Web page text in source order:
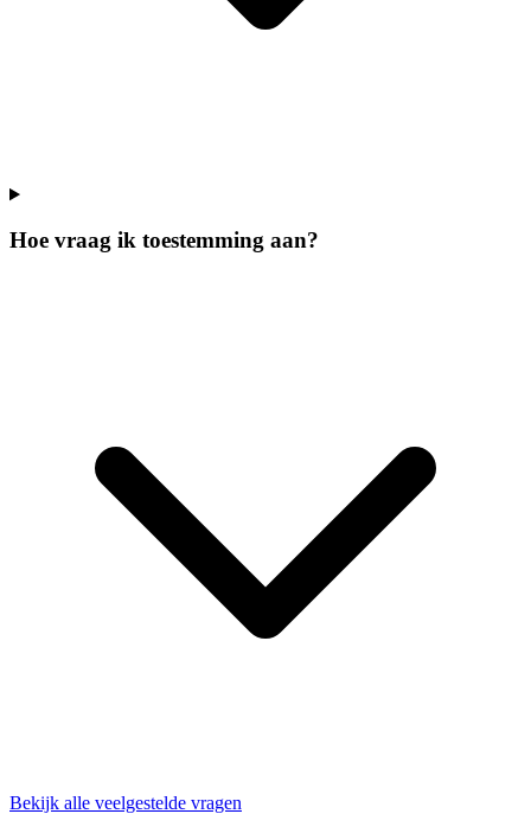
Hoe vraag ik toestemming aan?
Bekijk alle veelgestelde vragen